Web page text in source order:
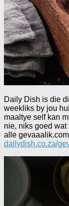
Daily Dish is die
weekliks by jou
maaltye self kan
nie, niks goed
alle
dailydish.co.za/